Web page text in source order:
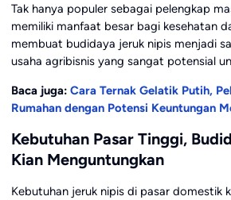
Tak hanya populer sebagai pelengkap
memiliki manfaat besar bagi kesehatan
membuat budidaya jeruk nipis menjadi
usaha agribisnis yang sangat potensial
Baca juga: Cara Ternak Gelatik Putih,
Rumahan dengan Potensi Keuntungan
Kebutuhan Pasar Tinggi,
Kian Menguntungkan
Kebutuhan jeruk nipis di pasar domestik